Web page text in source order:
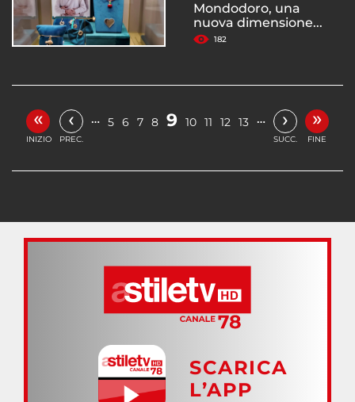
Mondodoro, una
nuova dimensione...
182
«
INIZIO
‹
PREC.
… 5 6 7 8 9 10 11 12 13 … ›
SUCC.
»
FINE
SCARICA
L’APP